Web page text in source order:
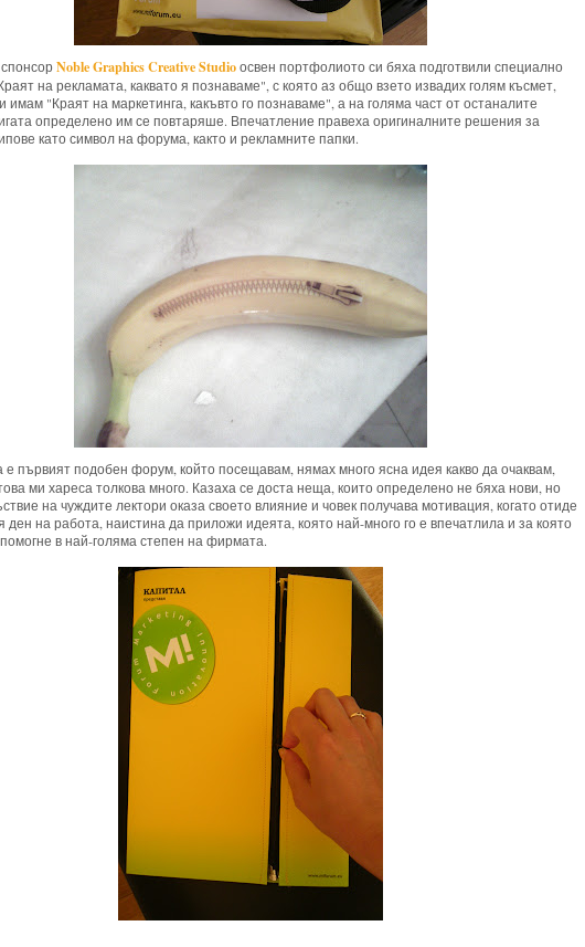
Noble Graphics Creative Studioосвен портфолиото си бяха подготвили специално
на рекламата, каквато я познаваме", с която аз общо взето извадих голям късмет,
"Краят на маркетинга, какъвто го познаваме", а на голяма част от останалите
определено им се повтаряше. Впечатление правеха оригиналните решения за
като символ на форума, както и рекламните папки.
е първият подобен форум, който посещавам, нямах много ясна идея какво да очаквам,
ми хареса толкова много. Казаха се доста неща, които определено не бяха нови, но
на чуждите лектори оказа своето влияние и човек получава мотивация, когато отиде
ден на работа, наистина да приложи идеята, която най-много го е впечатлила и за която
в най-голяма степен на фирмата.